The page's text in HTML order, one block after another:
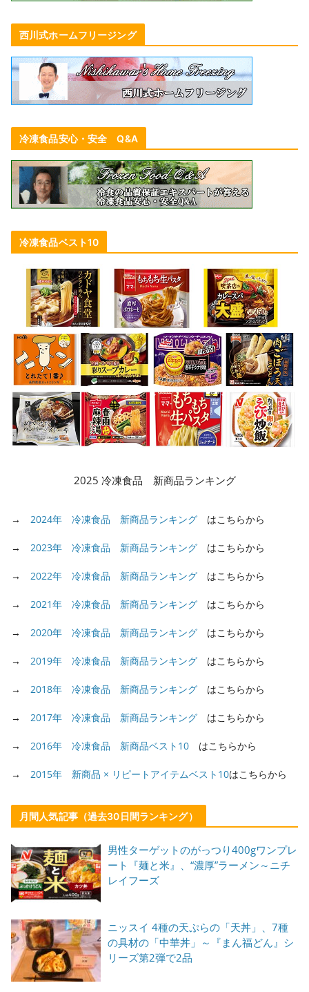
西川式ホームフリージング
冷凍食品安心・安全 Q&A
冷凍食品ベスト10
2025 冷凍食品 新商品ランキング
→ 2024年 冷凍食品 新商品ランキング はこちらから
→ 2023年 冷凍食品 新商品ランキング はこちらから
→ 2022年 冷凍食品 新商品ランキング はこちらから
→ 2021年 冷凍食品 新商品ランキング はこちらから
→ 2020年 冷凍食品 新商品ランキング はこちらから
→ 2019年 冷凍食品 新商品ランキング はこちらから
→ 2018年 冷凍食品 新商品ランキング はこちらから
→ 2017年 冷凍食品 新商品ランキング はこちらから
→ 2016年 冷凍食品 新商品ベスト10 はこちらから
→ 2015年 新商品 × リピートアイテムベスト10はこちらから
月間人気記事（過去30日間ランキング）
男性ターゲットのがっつり400gワンプレ
ート『麺と米』、“濃厚”ラーメン～ニチ
レイフーズ
ニッスイ 4種の天ぷらの「天丼」、7種
の具材の「中華丼」～『まん福どん』シ
リーズ第2弾で2品